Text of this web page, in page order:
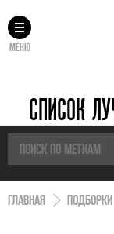
МЕНЮ
СПИСОК
ГЛАВНАЯ